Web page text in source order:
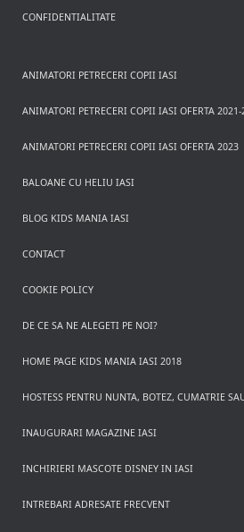
CONFIDENTIALITATE
ANIMATORI PETRECERI COPII IASI
ANIMATORI PETRECERI COPII IASI OFERTA
ANIMATORI PETRECERI COPII IASI OFERTA 2023
BALOANE CU HELIU IASI
BLOG KIDS MANIA IASI
CONTACT
COOKIE POLICY
DE CE SA NE ALEGETI PE NOI?
HOME PAGE KIDS MANIA IASI 2018
HOSTESS PENTRU NUNTA, BOTEZ, CUMATRIE
INAUGURARI MAGAZINE IASI
INCHIRIERI MASCOTE DISNEY IN IASI
INTREBARI ADRESATE FRECVENT